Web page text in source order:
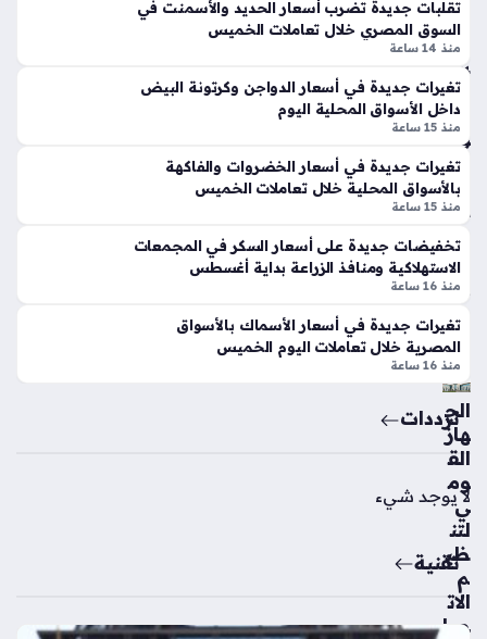
من
ص
به
الج
دي
د
بالا
تح
اد
الم
ص
ري
منذ
سا
عا
ت
الخ
مي
س
بالأ
س
وا
ق
الم
حل
ية
منذ
13
سا
عة
الج
هاز
الق
وم
ي
لتن
ظي
م
الات
صا
المحلية المصرية عند مستويات محددة، حيث سجل جرام الذهب
عيار 24 نحو 6828 جنيهًا، بينما حافظ عيار 21 الأكثر طلبًا…
تقلبات جديدة تضرب أسعار الحديد والأسمنت في
السوق المصري خلال تعاملات الخميس
منذ 14 ساعة
تغيرات جديدة في أسعار الدواجن وكرتونة البيض
داخل الأسواق المحلية اليوم
منذ 15 ساعة
تغيرات جديدة في أسعار الخضروات والفاكهة
بالأسواق المحلية خلال تعاملات الخميس
منذ 15 ساعة
تخفيضات جديدة على أسعار السكر في المجمعات
الاستهلاكية ومنافذ الزراعة بداية أغسطس
منذ 16 ساعة
تغيرات جديدة في أسعار الأسماك بالأسواق
المصرية خلال تعاملات اليوم الخميس
منذ 16 ساعة
ترددات
لا يوجد شيء
تقنية